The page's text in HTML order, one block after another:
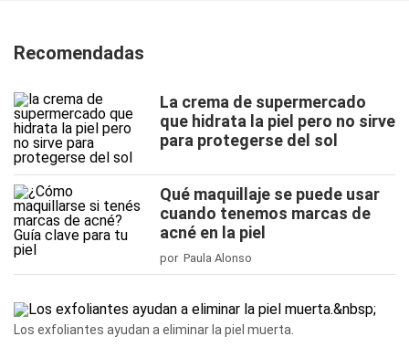
Recomendadas
La crema de supermercado
que hidrata la piel pero no sirve
para protegerse del sol
Qué maquillaje se puede usar
cuando tenemos marcas de
acné en la piel
por Paula Alonso
Los exfoliantes ayudan a eliminar la piel muerta.